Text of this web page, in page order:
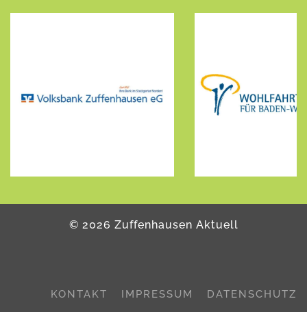
© 2026 Zuffenhausen Aktuell
KONTAKT IMPRESSUM DATENSCHUTZ